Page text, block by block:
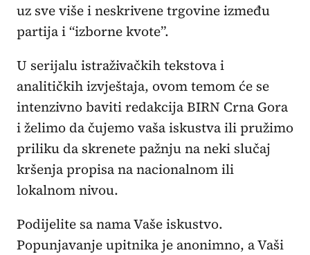
uz sve više i neskrivene trgovine između
partija i “izborne kvote”.
U serijalu istraživačkih tekstova i
analitičkih izvještaja, ovom temom će se
intenzivno baviti redakcija BIRN Crna Gora
i želimo da čujemo vaša iskustva ili pružimo
priliku da skrenete pažnju na neki slučaj
kršenja propisa na nacionalnom ili
lokalnom nivou.
Podijelite sa nama Vaše iskustvo.
Popunjavanje upitnika je anonimno, a Vaši